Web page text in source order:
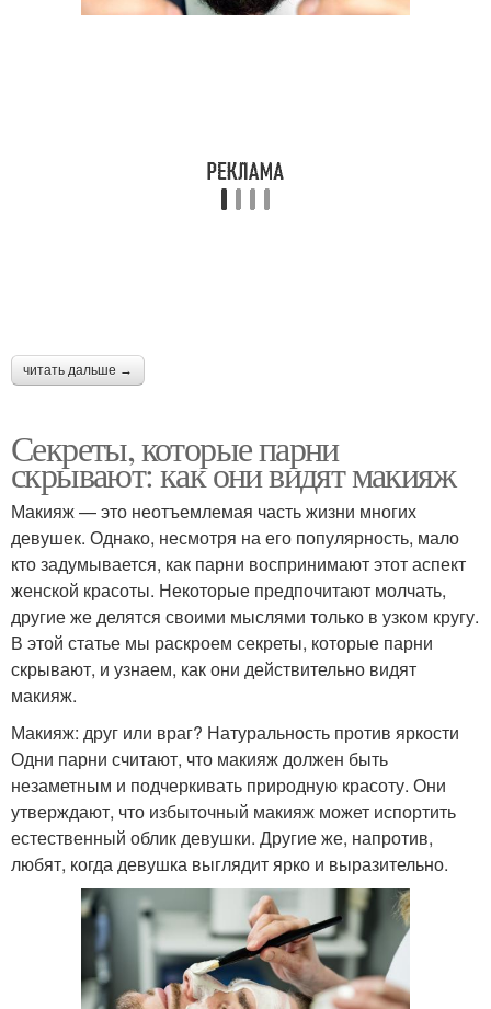
читать дальше →
Секреты, которые парни
скрывают: как они видят макияж
Макияж — это неотъемлемая часть жизни многих
девушек. Однако, несмотря на его популярность, мало
кто задумывается, как парни воспринимают этот аспект
женской красоты. Некоторые предпочитают молчать,
другие же делятся своими мыслями только в узком кругу.
В этой статье мы раскроем секреты, которые парни
скрывают, и узнаем, как они действительно видят
макияж.
Макияж: друг или враг? Натуральность против яркости
Одни парни считают, что макияж должен быть
незаметным и подчеркивать природную красоту. Они
утверждают, что избыточный макияж может испортить
естественный облик девушки. Другие же, напротив,
любят, когда девушка выглядит ярко и выразительно.